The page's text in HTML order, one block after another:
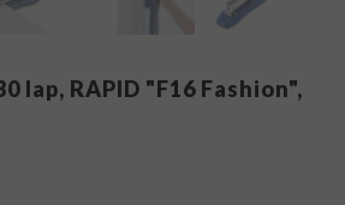
lap, RAPID "F16 Fashion",